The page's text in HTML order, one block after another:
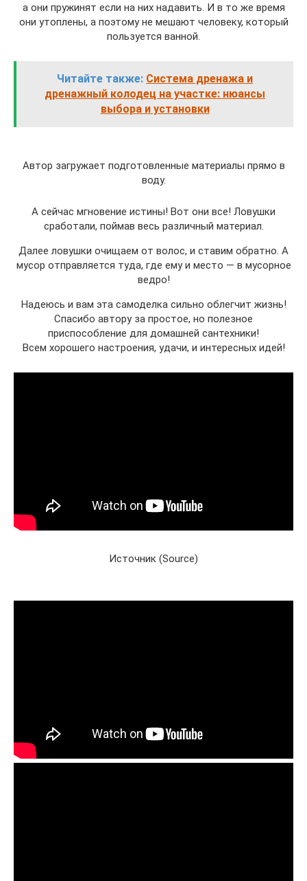
а они пружинят если на них надавить. И в то же время
они утоплены, а поэтому не мешают человеку, который
пользуется ванной.
Читайте также: Система дренажа и
дренажный колодец на участке: нюансы
выбора и установки
Автор загружает подготовленные материалы прямо в
воду.
А сейчас мгновение истины! Вот они все! Ловушки
сработали, поймав весь различный материал.
Далее ловушки очищаем от волос, и ставим обратно. А
мусор отправляется туда, где ему и место — в мусорное
ведро!
Надеюсь и вам эта самоделка сильно облегчит жизнь!
Спасибо автору за простое, но полезное
приспособление для домашней сантехники!
Всем хорошего настроения, удачи, и интересных идей!
Источник (Source)